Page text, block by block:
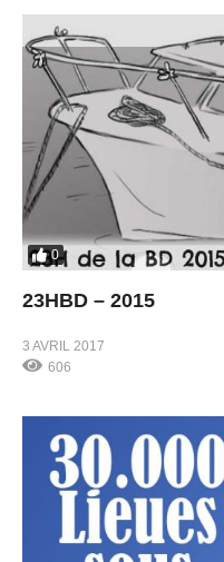
0
23HBD – 2015
3 AVRIL 2017
606